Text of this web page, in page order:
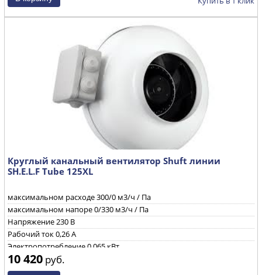
Круглый канальный вентилятор Shuft линии
SH.E.L.F Tube 125XL
максимальном расходе300/0 м3/ч / Па
максимальном напоре0/330 м3/ч / Па
Напряжение230 B
Рабочий ток0,26 А
Электропотребление0,065 кВт
Уровень звуковой мощности через корпус при ηmax
дБ(А)
10 420 руб.